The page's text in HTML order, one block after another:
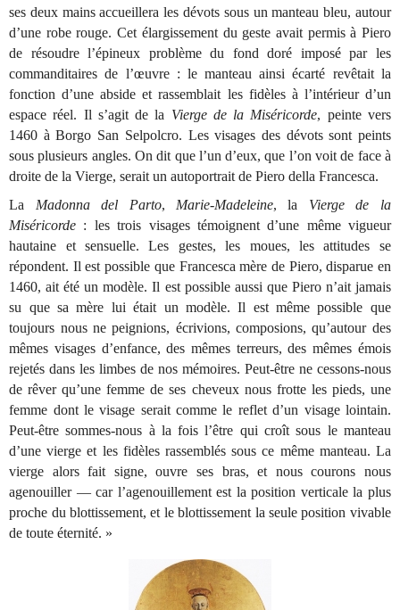
ses deux mains accueillera les dévots sous un manteau bleu, autour
d’une robe rouge. Cet élargissement du geste avait permis à Piero
de résoudre l’épineux problème du fond doré imposé par les
commanditaires de l’œuvre : le manteau ainsi écarté revêtait la
fonction d’une abside et rassemblait les fidèles à l’intérieur d’un
espace réel. Il s’agit de la Vierge de la Miséricorde, peinte vers
1460 à Borgo San Selpolcro. Les visages des dévots sont peints
sous plusieurs angles. On dit que l’un d’eux, que l’on voit de face à
droite de la Vierge, serait un autoportrait de Piero della Francesca.
La Madonna del Parto, Marie-Madeleine, la Vierge de la
Miséricorde : les trois visages témoignent d’une même vigueur
hautaine et sensuelle. Les gestes, les moues, les attitudes se
répondent. Il est possible que Francesca mère de Piero, disparue en
1460, ait été un modèle. Il est possible aussi que Piero n’ait jamais
su que sa mère lui était un modèle. Il est même possible que
toujours nous ne peignions, écrivions, composions, qu’autour des
mêmes visages d’enfance, des mêmes terreurs, des mêmes émois
rejetés dans les limbes de nos mémoires. Peut-être ne cessons-nous
de rêver qu’une femme de ses cheveux nous frotte les pieds, une
femme dont le visage serait comme le reflet d’un visage lointain.
Peut-être sommes-nous à la fois l’être qui croît sous le manteau
d’une vierge et les fidèles rassemblés sous ce même manteau. La
vierge alors fait signe, ouvre ses bras, et nous courons nous
agenouiller — car l’agenouillement est la position verticale la plus
proche du blottissement, et le blottissement la seule position vivable
de toute éternité. »